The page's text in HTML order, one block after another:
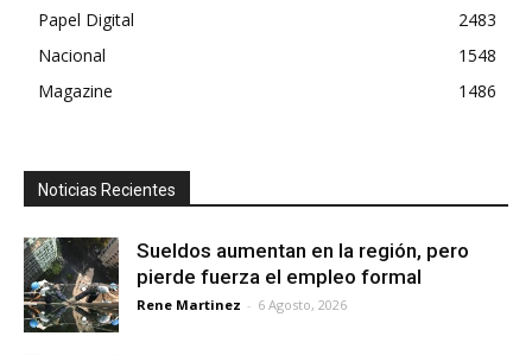
Papel Digital
2483
Nacional
1548
Magazine
1486
Noticias Recientes
Sueldos aumentan en la región, pero
pierde fuerza el empleo formal
Rene Martinez - 6 Agosto, 2026